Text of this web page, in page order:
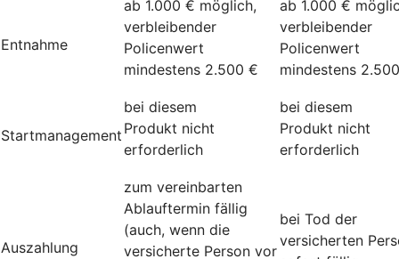
Entnahme
ab 1.000 € möglich,
verbleibender
Policenwert
mindestens 2.500 €
ab 1.000 €
verbleibender
Policenwert
mindestens
Startmanagement
bei diesem
Produkt nicht
erforderlich
bei diesem
Produkt nicht
erforderlich
Auszahlung
zum vereinbarten
Ablauftermin fällig
(auch, wenn die
versicherte Person vor
bei Tod der
versicherten